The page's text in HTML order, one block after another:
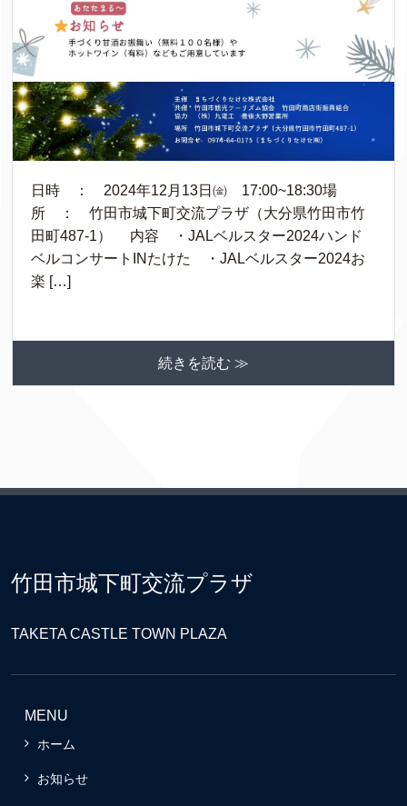
日時 ： 2024年12月13日㈮ 17:00~18:30場
所 ： 竹田市城下町交流プラザ（大分県竹田市竹
田町487-1） 内容 ・JALベルスター2024ハンド
ベルコンサートINたけた ・JALベルスター2024お
楽 […]
続きを読む ≫
竹田市城下町交流プラザ
TAKETA CASTLE TOWN PLAZA
MENU
ホーム
お知らせ